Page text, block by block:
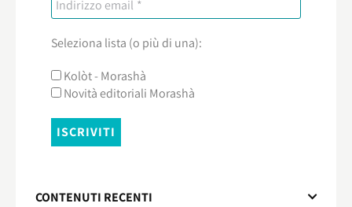
Seleziona lista (o più di una):
Kolòt - Morashà
Novità editoriali Morashà
CONTENUTI RECENTI